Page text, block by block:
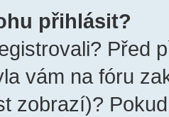
přihlásit?
Před
vám na fóru
zobrazí)?